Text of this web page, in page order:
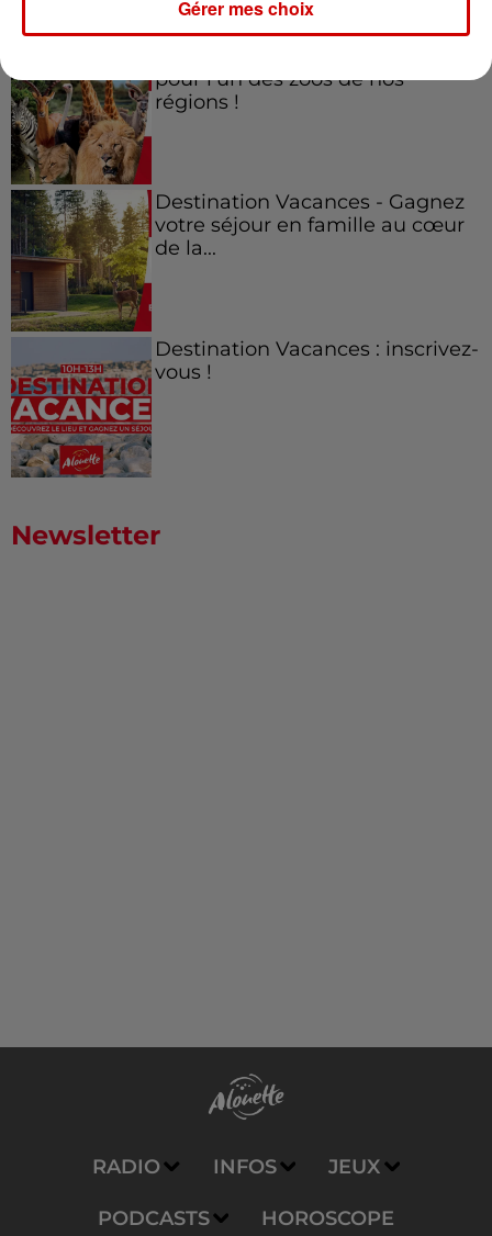
pour l'un des zoos de nos
régions !
Destination Vacances - Gagnez
votre séjour en famille au cœur
de la...
Destination Vacances : inscrivez-
vous !
Newsletter
RADIO INFOS JEUX
PODCASTS HOROSCOPE
Gérer mes choix